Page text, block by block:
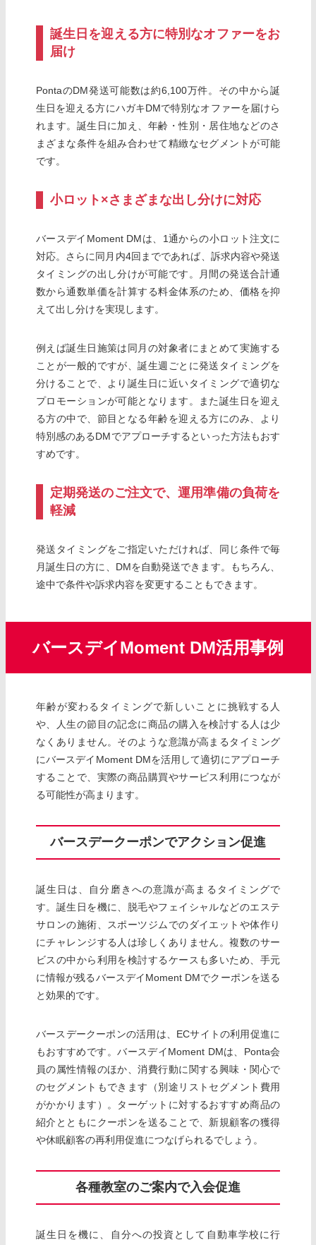
誕生日を迎える方に特別なオファーをお
届け
PontaのDM発送可能数は約6,100万件。その中から誕
生日を迎える方にハガキDMで特別なオファーを届けら
れます。誕生日に加え、年齢・性別・居住地などのさ
まざまな条件を組み合わせて精緻なセグメントが可能
です。
小ロット×さまざまな出し分けに対応
バースデイMoment DMは、1通からの小ロット注文に
対応。さらに同月内4回までであれば、訴求内容や発送
タイミングの出し分けが可能です。月間の発送合計通
数から通数単価を計算する料金体系のため、価格を抑
えて出し分けを実現します。
例えば誕生日施策は同月の対象者にまとめて実施する
ことが一般的ですが、誕生週ごとに発送タイミングを
分けることで、より誕生日に近いタイミングで適切な
プロモーションが可能となります。また誕生日を迎え
る方の中で、節目となる年齢を迎える方にのみ、より
特別感のあるDMでアプローチするといった方法もおす
すめです。
定期発送のご注文で、運用準備の負荷を
軽減
発送タイミングをご指定いただければ、同じ条件で毎
月誕生日の方に、DMを自動発送できます。もちろん、
途中で条件や訴求内容を変更することもできます。
バースデイMoment DM活用事例
年齢が変わるタイミングで新しいことに挑戦する人
や、人生の節目の記念に商品の購入を検討する人は少
なくありません。そのような意識が高まるタイミング
にバースデイMoment DMを活用して適切にアプローチ
することで、実際の商品購買やサービス利用につなが
る可能性が高まります。
バースデークーポンでアクション促進
誕生日は、自分磨きへの意識が高まるタイミングで
す。誕生日を機に、脱毛やフェイシャルなどのエステ
サロンの施術、スポーツジムでのダイエットや体作り
にチャレンジする人は珍しくありません。複数のサー
ビスの中から利用を検討するケースも多いため、手元
に情報が残るバースデイMoment DMでクーポンを送る
と効果的です。
バースデークーポンの活用は、ECサイトの利用促進に
もおすすめです。バースデイMoment DMは、Ponta会
員の属性情報のほか、消費行動に関する興味・関心で
のセグメントもできます（別途リストセグメント費用
がかかります）。ターゲットに対するおすすめ商品の
紹介とともにクーポンを送ることで、新規顧客の獲得
や休眠顧客の再利用促進につなげられるでしょう。
各種教室のご案内で入会促進
誕生日を機に、自分への投資として自動車学校に行